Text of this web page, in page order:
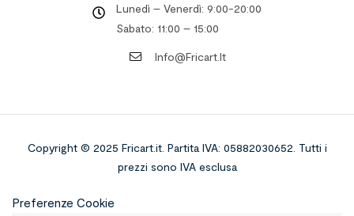
Lunedì – Venerdì: 9:00-20:00
Sabato: 11:00 – 15:00
Info@fricart.it
Copyright © 2025 Fricart.it. Partita IVA: 05882030652. Tutti i
prezzi sono IVA esclusa
Preferenze Cookie